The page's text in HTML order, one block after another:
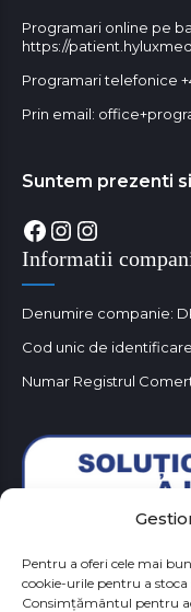
Pentru a oferi cele mai
cookie-urile pentru a
Consimțământul pentru
Programari online pe
https://
Programari telefonice
Prin email:
Suntem prezenti
Facebook
Instagram
Instagram
Informatii
Denumire companie:
Cod unic de
Numar Registrul